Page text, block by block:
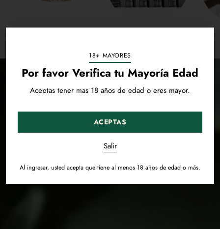
18+ MAYORES
Por favor Verifica tu Mayoría Edad
Aceptas tener mas 18 años de edad o eres mayor.
ACEPTAS
Salir
Al ingresar, usted acepta que tiene al menos 18 años de edad o más.